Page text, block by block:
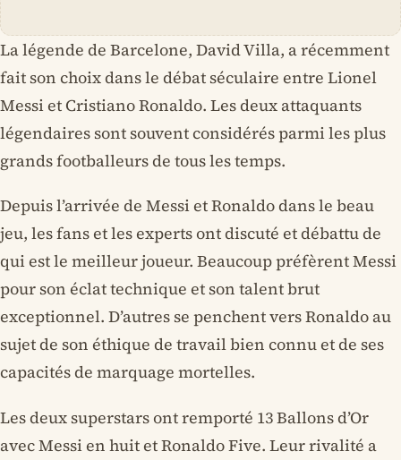
La légende de Barcelone, David Villa, a récemment
fait son choix dans le débat séculaire entre Lionel
Messi et Cristiano Ronaldo. Les deux attaquants
légendaires sont souvent considérés parmi les plus
grands footballeurs de tous les temps.
Depuis l’arrivée de Messi et Ronaldo dans le beau
jeu, les fans et les experts ont discuté et débattu de
qui est le meilleur joueur. Beaucoup préfèrent Messi
pour son éclat technique et son talent brut
exceptionnel. D’autres se penchent vers Ronaldo au
sujet de son éthique de travail bien connu et de ses
capacités de marquage mortelles.
Les deux superstars ont remporté 13 Ballons d’Or
avec Messi en huit et Ronaldo Five. Leur rivalité a